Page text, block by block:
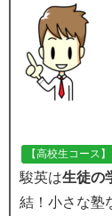
【高校生コース】
駿英は生徒の
結！小さな塾